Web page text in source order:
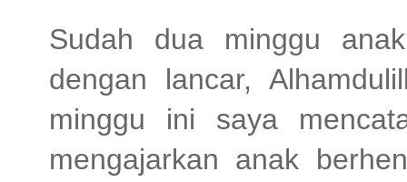
Sudah dua minggu
dengan lancar,
minggu ini saya
mengajarkan anak